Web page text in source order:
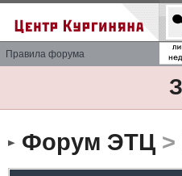
Правила форума
Форум ЭТЦ>